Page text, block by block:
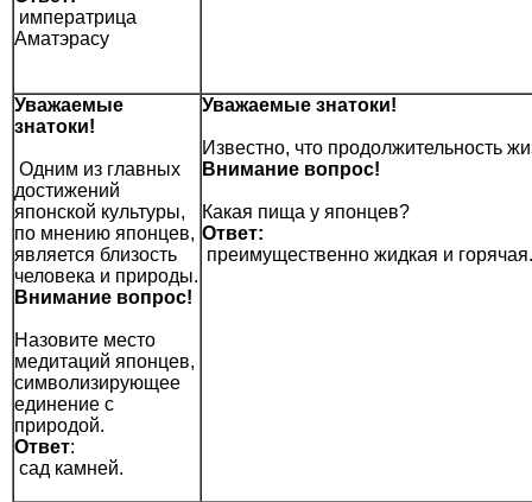
императрица
Аматэрасу
Уважаемые
знатоки!
Одним из главных
достижений
японской культуры,
по мнению японцев,
является близость
человека и природы.
Внимание вопрос!
Назовите место
медитаций японцев,
символизирующее
единение с
природой.
Ответ:
сад камней.
Уважаемые знатоки!
Известно, что продолжительность
Внимание вопрос!
Какая пища у японцев?
Ответ:
преимущественно жидкая и горячая.